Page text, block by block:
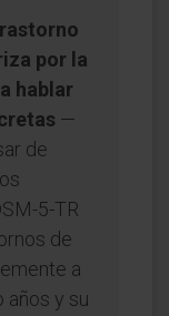
por la
hablar
—
de
5-TR
de
a
años y su